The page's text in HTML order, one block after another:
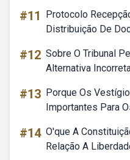
#11
Protocolo
Distribuição De
#12 Sobre O Tribunal
Alternativa
#13 Porque Os
Importantes Para
#14 O'que A
Relação A